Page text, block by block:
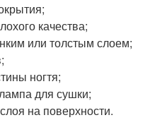
качества;
или толстым слоем;
ногтя;
для сушки;
на поверхности.